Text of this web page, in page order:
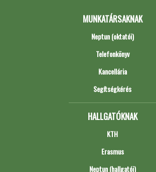
MUNKATÁRSAKNAK
Neptun (oktatói)
Telefonkönyv
Kancellária
Segítségkérés
HALLGATÓKNAK
KTH
Erasmus
Neptun (hallgatói)